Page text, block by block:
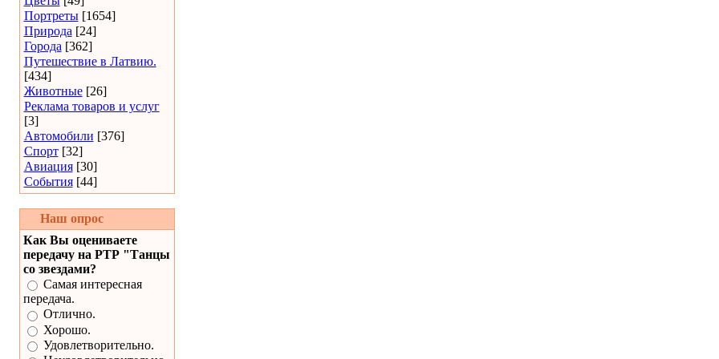
Портреты [1654]
Природа [24]
Города [362]
Путешествие в Латвию.
[434]
Животные [26]
Реклама товаров и услуг
[3]
Автомобили [376]
Спорт [32]
Авиация [30]
События [44]
Наш опрос
Как Вы оцениваете
передачу на РТР "Танцы
со звездами?
Самая интересная
передача.
Отлично.
Хорошо.
Удовлетворительно.